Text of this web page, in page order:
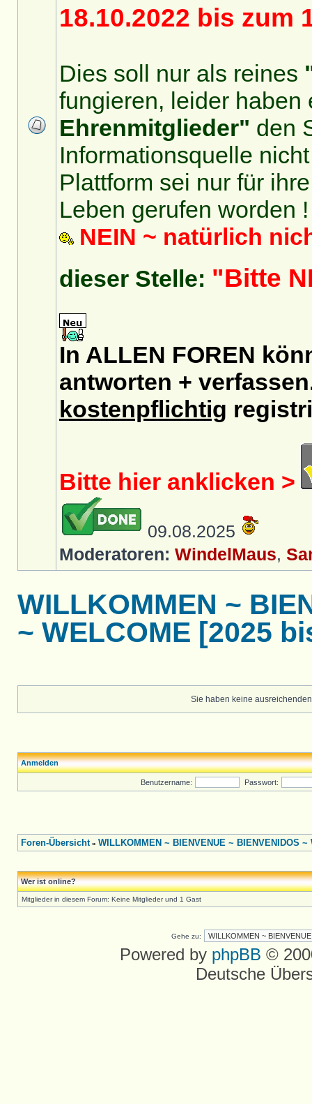
18.10.2022 bis zum
Dies soll nur als reines
fungieren, leider
Ehrenmitglieder" den
Informationsquelle
Plattform sei nur für
Leben gerufen worden !
NEIN ~ natürlich
dieser Stelle: "Bitte
In ALLEN FOREN
antworten +
kostenpflichtig
Bitte hier anklicken >
09.08.2025
Moderatoren: WindelMaus,
WILLKOMMEN ~
~ WELCOME [2025
Sie haben keine
Anmelden
Benutzername: Passwort:
Foren-Übersicht» WILLKOMMEN ~ BIENVENUE ~ BIENVENIDOS ~
Wer ist online?
Mitglieder in diesem Forum: Keine Mitglieder und 1 Gast
Gehe zu:
Powered by phpBB ©
Deutsche